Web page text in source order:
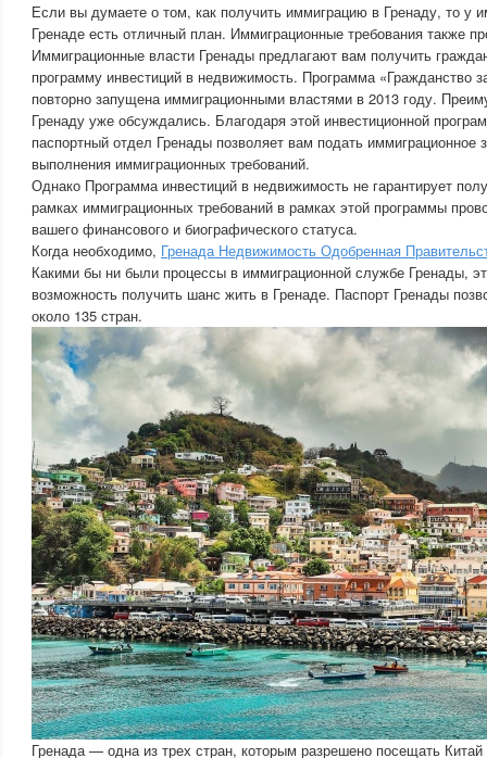
Если вы думаете о том, как получить иммиграцию в Гренаду, то у
Гренаде есть отличный план. Иммиграционные требования также
Иммиграционные власти Гренады предлагают вам получить
программу инвестиций в недвижимость. Программа «Гражданство
повторно запущена иммиграционными властями в 2013 году.
Гренаду уже обсуждались. Благодаря этой инвестиционной
паспортный отдел Гренады позволяет вам подать иммиграционное
выполнения иммиграционных требований.
Однако Программа инвестиций в недвижимость не гарантирует
рамках иммиграционных требований в рамках этой программы
вашего финансового и биографического статуса.
Когда необходимо, Гренада Недвижимость Одобренная
Какими бы ни были процессы в иммиграционной службе Гренады,
возможность получить шанс жить в Гренаде. Паспорт Гренады
около 135 стран.
Гренада — одна из трех стран, которым разрешено посещать Китай